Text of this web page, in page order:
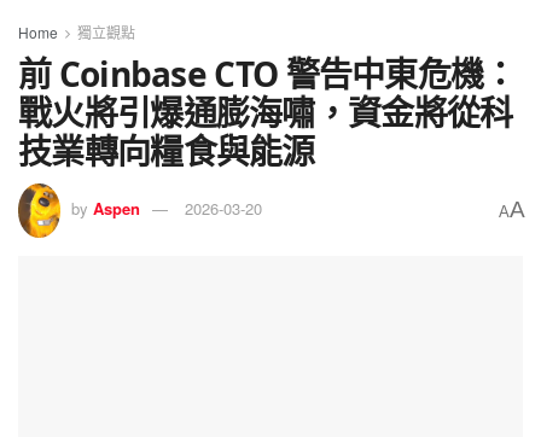
Home 獨立觀點
前 Coinbase CTO 警告中東危機：
戰火將引爆通膨海嘯，資金將從科
技業轉向糧食與能源
by Aspen 2026-03-20 AA